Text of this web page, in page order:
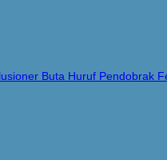
Buta Huruf Pendobrak